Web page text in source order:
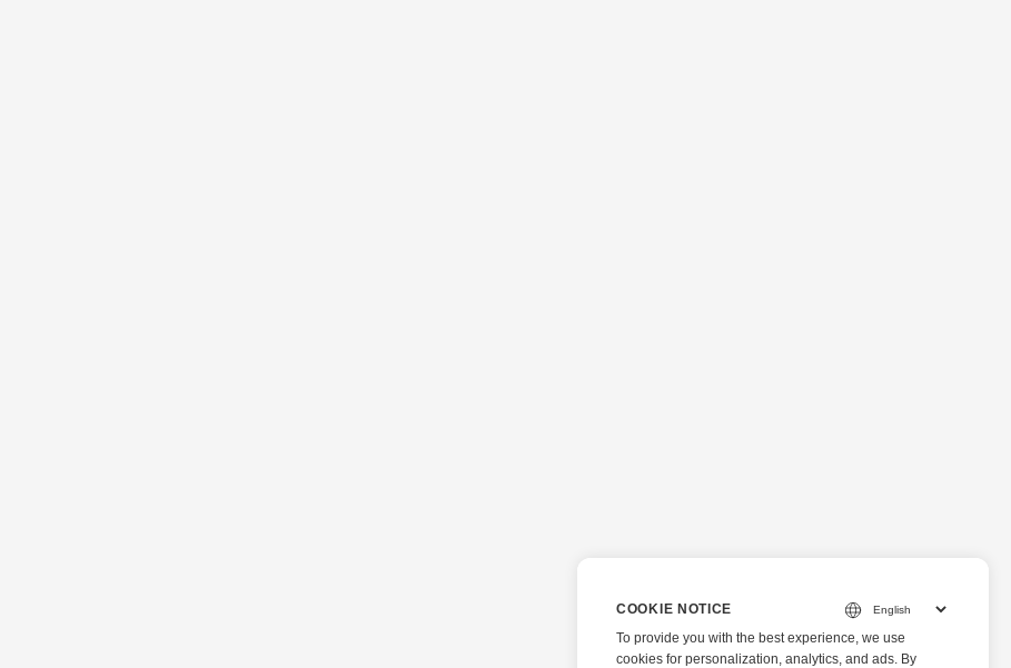
COOKIE NOTICE
To provide you with the best experience, we use
cookies for personalization, analytics, and ads. By